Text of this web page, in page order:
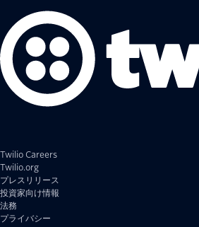
Twilio Careers
Twilio.org
プレスリリース
投資家向け情報
法務
プライバシー